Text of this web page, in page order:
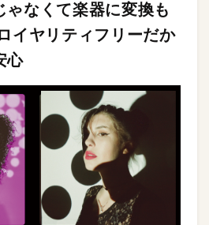
ゃなくて楽器に変換も
イヤリティフリーだか
心